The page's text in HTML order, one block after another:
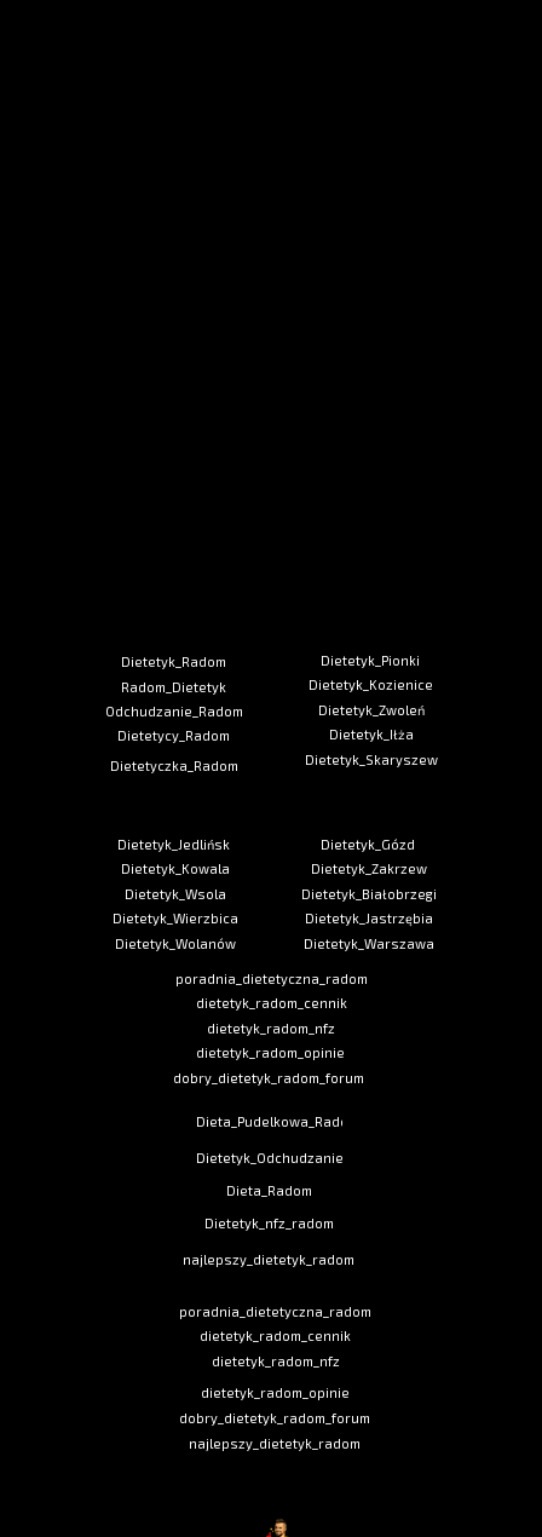
najlepszy_dietetyk_radom
dobry_dietetyk_radom_forum
dietetyk_radom_opinie
dietetyk_radom_nfz
dietetyk_radom_cennik
poradnia_dietetyczna_radom
najlepszy_dietetyk_radom
Dietetyk_Odchudzanie
Dietetyk_nfz_radom
Dieta_Pudelkowa_Radom
Dieta_Radom
dobry_dietetyk_radom_forum
dietetyk_radom_opinie
dietetyk_radom_nfz
dietetyk_radom_cennik
poradnia_dietetyczna_radom
Dietetyk_Warszawa
Dietetyk_Jastrzębia
Dietetyk_Białobrzegi
Dietetyk_Zakrzew
Dietetyk_Gózd
Dietetyk_Wolanów
Dietetyk_Wierzbica
Dietetyk_Wsola
Dietetyk_Kowala
Dietetyk_Jedlińsk
Dietetyk_Skaryszew
Dietetyk_Iłża
Dietetyk_Zwoleń
Dietetyk_Kozienice
Dietetyk_Pionki
Dietetyczka_Radom
Dietetycy_Radom
Odchudzanie_Radom
Radom_Dietetyk
Dietetyk_Radom